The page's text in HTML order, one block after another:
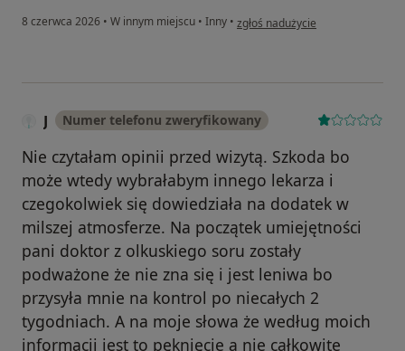
8 czerwca 2026 • W innym miejscu • Inny • w opinii użytkownika Marcin
zgłoś nadużycie
J Numer telefonu zweryfikowany
Nie czytałam opinii przed wizytą. Szkoda bo
może wtedy wybrałabym innego lekarza i
czegokolwiek się dowiedziała na dodatek w
milszej atmosferze. Na początek umiejętności
pani doktor z olkuskiego soru zostały
podważone że nie zna się i jest leniwa bo
przysyła mnie na kontrol po niecałych 2
tygodniach. A na moje słowa że według moich
informacji jest to pęknięcie a nie całkowite